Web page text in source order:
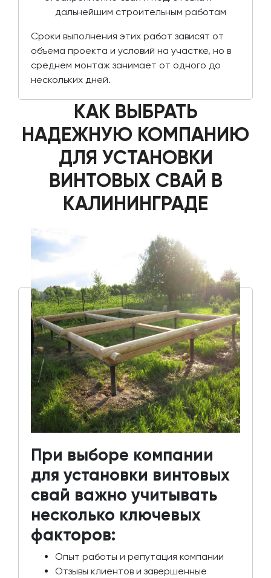
дальнейшим строительным работам
Сроки выполнения этих работ зависят от
объема проекта и условий на участке, но в
среднем монтаж занимает от одного до
нескольких дней.
КАК ВЫБРАТЬ
НАДЕЖНУЮ КОМПАНИЮ
ДЛЯ УСТАНОВКИ
ВИНТОВЫХ СВАЙ В
КАЛИНИНГРАДЕ
При выборе компании
для установки винтовых
свай важно учитывать
несколько ключевых
факторов:
Опыт работы и репутация компании
Отзывы клиентов и завершенные